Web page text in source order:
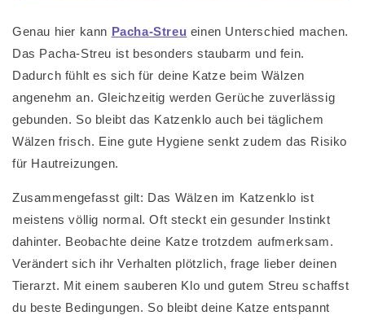
Genau hier kann Pacha-Streu einen Unterschied machen.
Das Pacha-Streu ist besonders staubarm und fein.
Dadurch fühlt es sich für deine Katze beim Wälzen
angenehm an. Gleichzeitig werden Gerüche zuverlässig
gebunden. So bleibt das Katzenklo auch bei täglichem
Wälzen frisch. Eine gute Hygiene senkt zudem das Risiko
für Hautreizungen.
Zusammengefasst gilt: Das Wälzen im Katzenklo ist
meistens völlig normal. Oft steckt ein gesunder Instinkt
dahinter. Beobachte deine Katze trotzdem aufmerksam.
Verändert sich ihr Verhalten plötzlich, frage lieber deinen
Tierarzt. Mit einem sauberen Klo und gutem Streu schaffst
du beste Bedingungen. So bleibt deine Katze entspannt